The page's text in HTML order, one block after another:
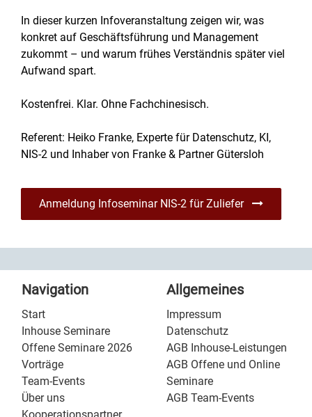
In dieser kurzen Infoveranstaltung zeigen wir, was
konkret auf Geschäftsführung und Management
zukommt – und warum frühes Verständnis später viel
Aufwand spart.
Kostenfrei. Klar. Ohne Fachchinesisch.
Referent: Heiko Franke, Experte für Datenschutz, KI,
NIS-2 und Inhaber von Franke & Partner Gütersloh
Anmeldung Infoseminar NIS-2 für Zuliefer
Navigation
Start
Inhouse Seminare
Offene Seminare 2026
Vorträge
Team-Events
Über uns
Allgemeines
Impressum
Datenschutz
AGB Inhouse-Leistungen
AGB Offene und Online
Seminare
AGB Team-Events